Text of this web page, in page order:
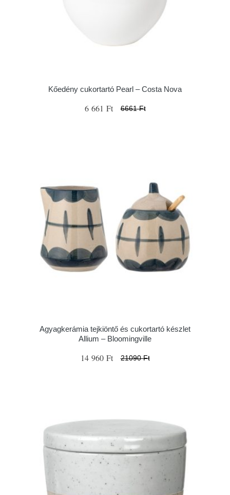
Kőedény cukortartó Pearl – Costa Nova
6 661 Ft 6661 Ft
Agyagkerámia tejkiöntő és cukortartó készlet
Allium – Bloomingville
14 960 Ft 21090 Ft